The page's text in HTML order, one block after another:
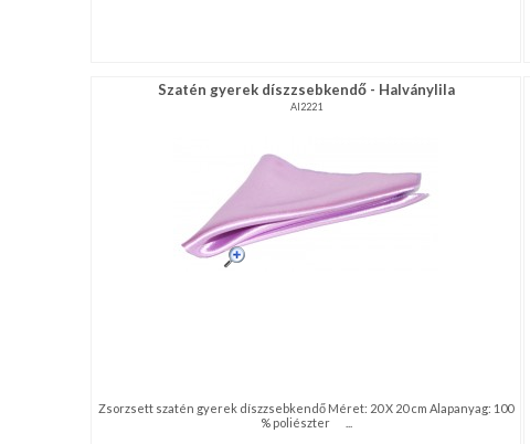
Szatén gyerek díszzsebkendő - Halványlila
AI2221
Zsorzsett szatén gyerek díszzsebkendő Méret: 20 X 20 cm Alapanyag: 100
% poliészter ...